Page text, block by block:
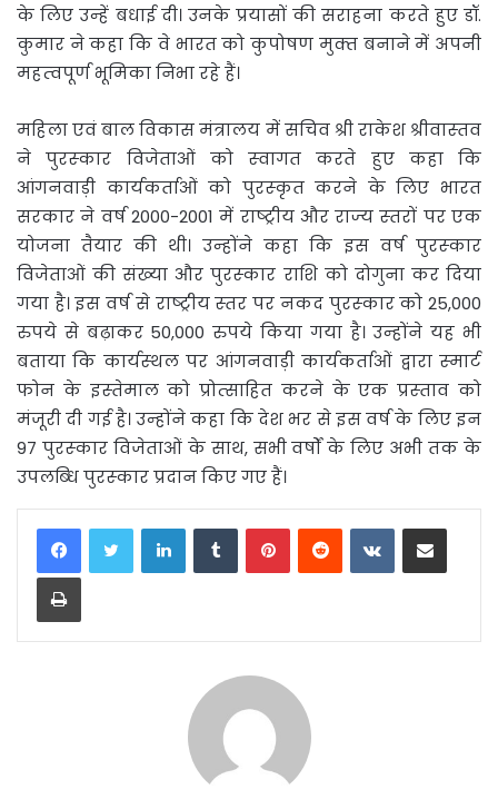
के लिए उन्‍हें बधाई दी। उनके प्रयासों की सराहना करते हुए डॉ.
कुमार ने कहा कि वे भारत को कुपोषण मुक्‍त बनाने में अपनी
महत्‍वपूर्ण भूमिका निभा रहे हैं।
महिला एवं बाल विकास मंत्रालय में सचिव श्री राकेश श्रीवास्‍तव
ने पुरस्‍कार विजेताओं को स्‍वागत करते हुए कहा कि
आंगनवाड़ी कार्यकर्ताओं को पुरस्‍कृत करने के लिए भारत
सरकार ने वर्ष 2000-2001 में राष्‍ट्रीय और राज्‍य स्‍तरों पर एक
योजना तैयार की थी। उन्‍होंने कहा कि इस वर्ष पुरस्‍कार
विजेताओं की संख्‍या और पुरस्‍कार राशि को दोगुना कर दिया
गया है। इस वर्ष से राष्‍ट्रीय स्‍तर पर नकद पुरस्‍कार को 25,000
रुपये से बढ़ाकर 50,000 रुपये किया गया है। उन्‍होंने यह भी
बताया कि कार्यस्‍थल पर आंगनवाड़ी कार्यकर्ताओं द्वारा स्‍मार्ट
फोन के इस्‍तेमाल को प्रोत्‍साहित करने के एक प्रस्‍ताव को
मंजूरी दी गई है। उन्‍होंने कहा कि देश भर से इस वर्ष के लिए इन
97 पुरस्‍कार विजेताओं के साथ, सभी वर्षों के लिए अभी तक के
उपलब्‍धि पुरस्‍कार प्रदान किए गए हैं।
LinkedInTumblrPinterestReddit VKontakteShare via Email
Print